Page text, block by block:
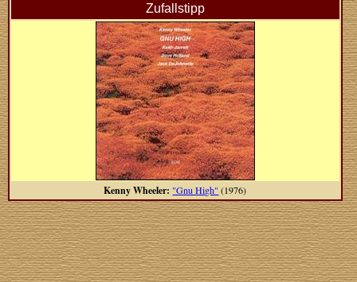
Zufallstipp
Kenny Wheeler: "Gnu High" (1976)